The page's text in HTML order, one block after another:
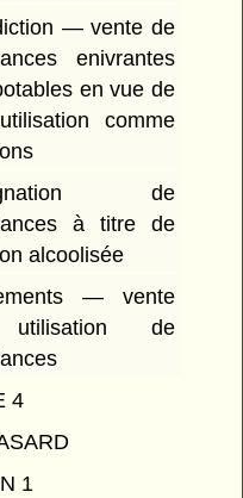
— vente de
enivrantes
en vue de
comme
de
à titre de
alcoolisée
— vente
de
4
1